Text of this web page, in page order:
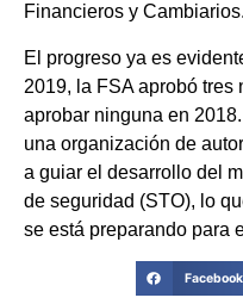
Financieros y Cambiarios.
El progreso ya es
2019, la FSA aprobó
aprobar ninguna en
una organización de
a guiar el desarrollo del
de seguridad (STO), lo
se está preparando para
Facebook